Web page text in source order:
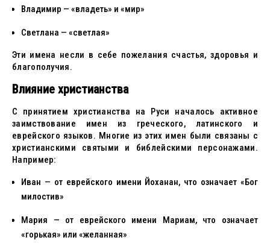
Владимир — «владеть» и «мир»
Светлана — «светлая»
Эти имена несли в себе пожелания счастья, здоровья и
благополучия.
Влияние христианства
С принятием христианства на Руси началось активное
заимствование имен из греческого, латинского и
еврейского языков. Многие из этих имен были связаны с
христианскими святыми и библейскими персонажами.
Например:
Иван — от еврейского имени Йоханан, что означает «Бог
милостив»
Мария — от еврейского имени Мариам, что означает
«горькая» или «желанная»